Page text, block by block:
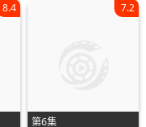
8.4
第6集
7.2